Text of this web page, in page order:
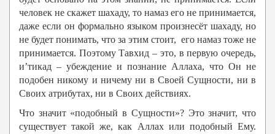
человек не скажет шахаду, то намаз его не принимается,
даже если он формально языком произнесёт шахаду, но
не будет понимать, что за этим стоит, его намаз тоже не
принимается. Поэтому Тавхид – это, в первую очередь,
и’тикад – убеждение и познание Аллаха, что Он не
подобен никому и ничему ни в Своей Сущности, ни в
Своих атрибутах, ни в Своих действиях.
Что значит «подобный в Сущности»? Это значит, что
существует такой же, как Аллах или подобный Ему.